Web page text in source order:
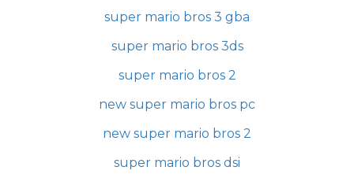
super mario bros 3 gba
super mario bros 3ds
super mario bros 2
new super mario bros pc
new super mario bros 2
super mario bros dsi